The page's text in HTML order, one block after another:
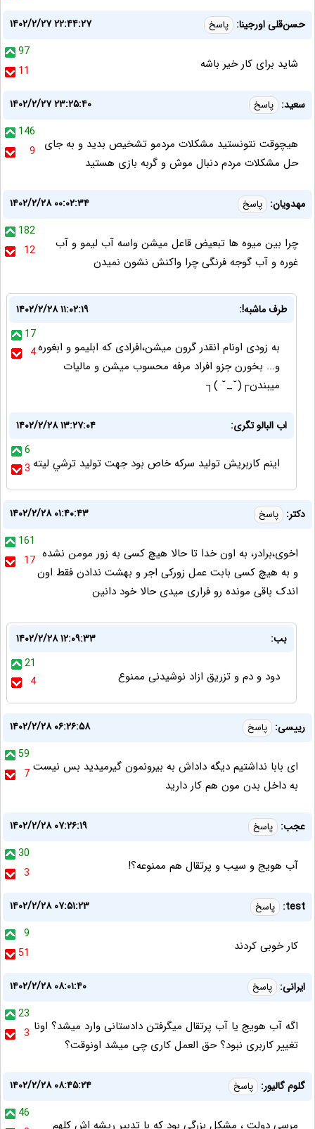
حسن‌قلی اورجینا: پاسخ
۱۴۰۲/۲/۲۷ ۲۲:۴۴:۲۷
97
11
شاید برای کار خیر باشه
سعید: پاسخ
۱۴۰۲/۲/۲۷ ۲۳:۲۵:۴۰
146
9
هیچوقت نتونستید مشکلات مردمو تشخیص بدید و به جای
حل مشکلات مردم دنبال موش و گربه بازی هستید
مهدویان: پاسخ
۱۴۰۲/۲/۲۸ ۰۰:۰۲:۳۴
182
12
چرا بین میوه ها تبعیض قاعل میشن واسه آب لیمو و آب
غوره و آب گوجه فرنگی چرا واکنش نشون نمیدن
طرف ماشبه!:
۱۴۰۲/۲/۲۸ ۱۱:۰۲:۱۹
17
4به زودی اونام انقدر گرون میشن،افرادی که ابلیمو و ابغوره
و... بخورن جزو افراد مرفه محسوب میشن و مالیات
میبندن⁦┐⁠(⁠ ⁠˘⁠_⁠˘⁠)⁠┌⁩
اب البالو تگرى:
۱۴۰۲/۲/۲۸ ۱۳:۲۷:۰۴
6
3 اينم كاربريش توليد سركه خاص بود جهت توليد ترشي ليته
دکتر: پاسخ
۱۴۰۲/۲/۲۸ ۰۱:۴۰:۴۳
161
17 اخوی،برادر، به اون خدا تا حالا هیچ کسی به زور مومن نشده
و به هيچ کسی بابت عمل زورکی اجر و بهشت ندادن فقط اون
اندک باقی مونده رو فراری میدی حالا خود دانین
بب:
۱۴۰۲/۲/۲۸ ۱۲:۰۹:۳۳
21
4
دود و دم و تزریق ازاد نوشیدنی ممنوع
رییسی: پاسخ
۱۴۰۲/۲/۲۸ ۰۶:۲۶:۵۸
59
7 ای بابا نداشتیم دیگه داداش به بیرونمون گیرمیدید بس نیست
به داخل بدن مون هم کار دارید
عجب: پاسخ
۱۴۰۲/۲/۲۸ ۰۷:۲۶:۱۹
30
3
آب هویج و سیب و پرتقال هم ممنوعه؟!
test: پاسخ
۱۴۰۲/۲/۲۸ ۰۷:۵۱:۲۳
9
51
کار خوبی کردند
ایرانی: پاسخ
۱۴۰۲/۲/۲۸ ۰۸:۰۱:۴۰
23
3 اگه آب هویج یا آب پرتقال میگرفتن دادستانی وارد میشد؟ اونا
تغییر کاربری نبود؟ حق العمل کاری چی میشد اونوقت؟
گلوم گالیور: پاسخ
۱۴۰۲/۲/۲۸ ۰۸:۴۵:۲۴
46
مرسی دولت ، مشکل بزرگی بود که با تدبیر ریشه اش کلهم